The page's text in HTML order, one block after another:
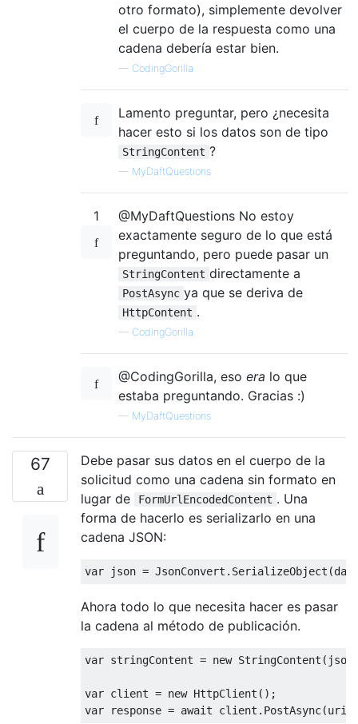
otro formato), simplemente devolver
el cuerpo de la respuesta como una
cadena debería estar bien.
— CodingGorilla
Lamento preguntar, pero ¿necesita
hacer esto si los datos son de tipo
StringContent ?
— MyDaftQuestions
1
@MyDaftQuestions No estoy
exactamente seguro de lo que está
preguntando, pero puede pasar un
StringContent directamente a
PostAsync ya que se deriva de
HttpContent .
— CodingGorilla
@CodingGorilla, eso era lo que
estaba preguntando. Gracias :)
— MyDaftQuestions
67
Debe pasar sus datos en el cuerpo de la
solicitud como una cadena sin formato en
lugar de
FormUrlEncodedContent . Una
forma de hacerlo es serializarlo en una
cadena JSON:
var json =
Ahora todo lo que necesita hacer es pasar
la cadena al método de publicación.
var stringContent = new StringContent(json,
var client = new
var response = await